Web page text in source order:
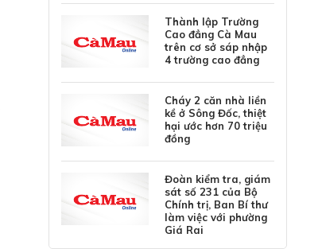
Thành lập Trường
Cao đẳng Cà Mau
trên cơ sở sáp nhập
4 trường cao đẳng
Cháy 2 căn nhà liền
kề ở Sông Đốc, thiệt
hại ước hơn 70 triệu
đồng
Đoàn kiểm tra, giám
sát số 231 của Bộ
Chính trị, Ban Bí thư
làm việc với phường
Giá Rai